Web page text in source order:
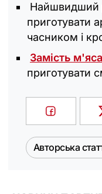
Найшвидший
приготувати
часником і
Замість
приготувати
Авторська